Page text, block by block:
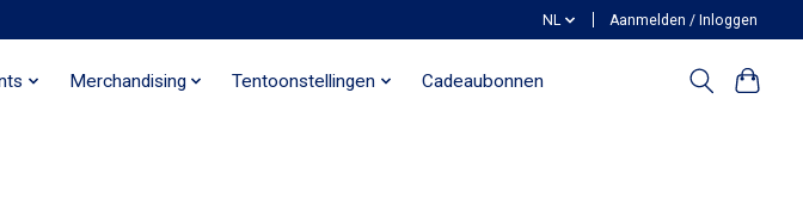
NL Aanmelden / Inloggen
Merchandising Tentoonstellingen Cadeaubonnen